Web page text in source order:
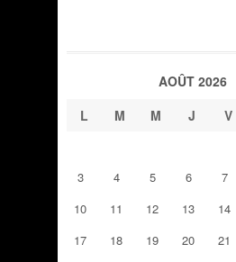
AOÛT 2026
L
M M J V
3
4 5 6 7
10
11 12 13 14
17
18 19 20 21